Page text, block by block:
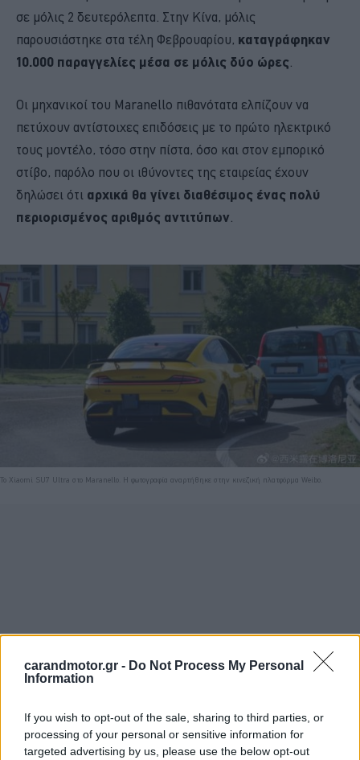
carandmotor.gr - Do Not Process My Personal
Information
If you wish to opt-out of the sale, sharing to third parties, or
processing of your personal or sensitive information for
targeted advertising by us, please use the below opt-out
σε μόλις 2 δευτερόλεπτα. Στην Κίνα, μόλις
παρουσιάστηκε στα τέλη Φεβρουαρίου, καταγράφηκαν
10.000 παραγγελίες μέσα σε μόλις δύο ώρες
Οι μηχανικοί του Maranello πιθανότατα ελπίζουν να
πετύχουν αντίστοιχες επιδόσεις με το πρώτο ηλεκτρικό
τους μοντέλο, τόσο στην πίστα, όσο και στον εμπορικό
στίβο, παρόλο που οι ιθύνοντες της εταιρείας έχουν
δηλώσει ότι αρχικά θα γίνει διαθέσιμος ένας πολύ
περιορισμένος αριθμός αντιτύπων
Το Xiaomi SU7 Ultra στο Maranello. Η φωτογραφία αναρτήθηκε στην κινεζική πλατφόρμα Weibo.